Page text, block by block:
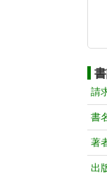
請
書
著
出